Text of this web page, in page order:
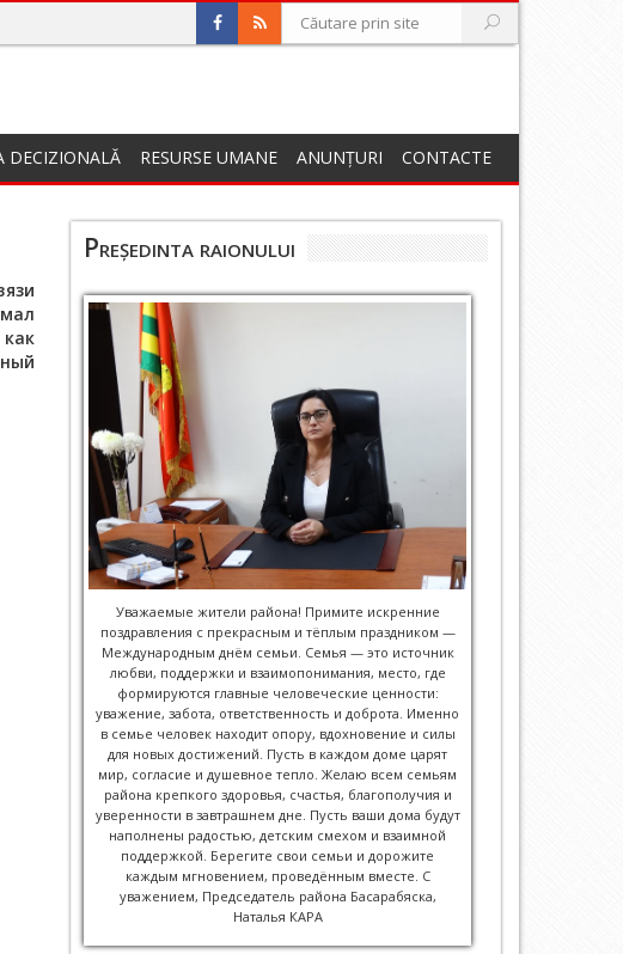
DECIZIONALĂ RESURSE UMANE ANUNȚURI CONTACTE
Președinta raionului
Уважаемые жители района! Примите искренние
поздравления с прекрасным и тёплым праздником —
Международным днём семьи. Семья — это источник
любви, поддержки и взаимопонимания, место, где
формируются главные человеческие ценности:
уважение, забота, ответственность и доброта. Именно
в семье человек находит опору, вдохновение и силы
для новых достижений. Пусть в каждом доме царят
мир, согласие и душевное тепло. Желаю всем семьям
района крепкого здоровья, счастья, благополучия и
уверенности в завтрашнем дне. Пусть ваши дома будут
наполнены радостью, детским смехом и взаимной
поддержкой. Берегите свои семьи и дорожите
каждым мгновением, проведённым вместе. С
уважением, Председатель района Басарабяска,
Наталья КАРА